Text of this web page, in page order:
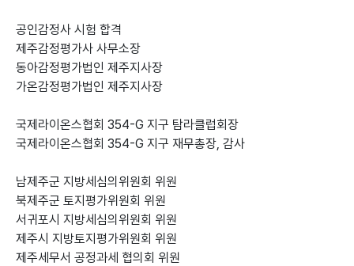
공인감정사 시험 합격
제주감정평가사 사무소장
동아감정평가법인 제주지사장
가온감정평가법인 제주지사장
국제라이온스협회 354-G 지구 탐라클럽회장
국제라이온스협회 354-G 지구 재무총장, 감사
남제주군 지방세심의위원회 위원
북제주군 토지평가위원회 위원
서귀포시 지방세심의위원회 위원
제주시 지방토지평가위원회 위원
제주세무서 공정과세 협의회 위원